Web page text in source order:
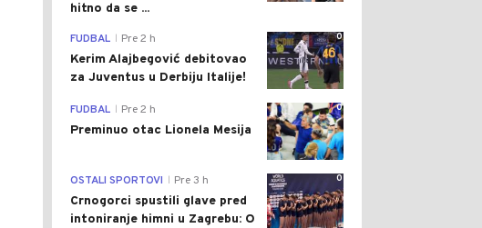
hitno da se ...
0
FUDBAL Pre 2 h
Kerim Alajbegović debitovao
za Juventus u Derbiju Italije!
0
FUDBAL Pre 2 h
Preminuo otac Lionela Mesija
0
OSTALI SPORTOVI Pre 3 h
Crnogorci spustili glave pred
intoniranje himni u Zagrebu: O